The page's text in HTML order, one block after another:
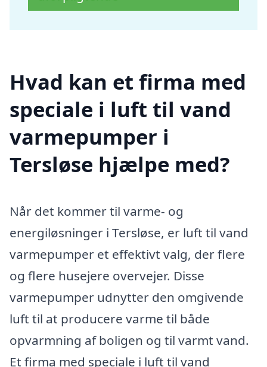
Hvad kan et firma med
speciale i luft til vand
varmepumper i
Tersløse hjælpe med?
Når det kommer til varme- og
energiløsninger i Tersløse, er luft til vand
varmepumper et effektivt valg, der flere
og flere husejere overvejer. Disse
varmepumper udnytter den omgivende
luft til at producere varme til både
opvarmning af boligen og til varmt vand.
Et firma med speciale i luft til vand